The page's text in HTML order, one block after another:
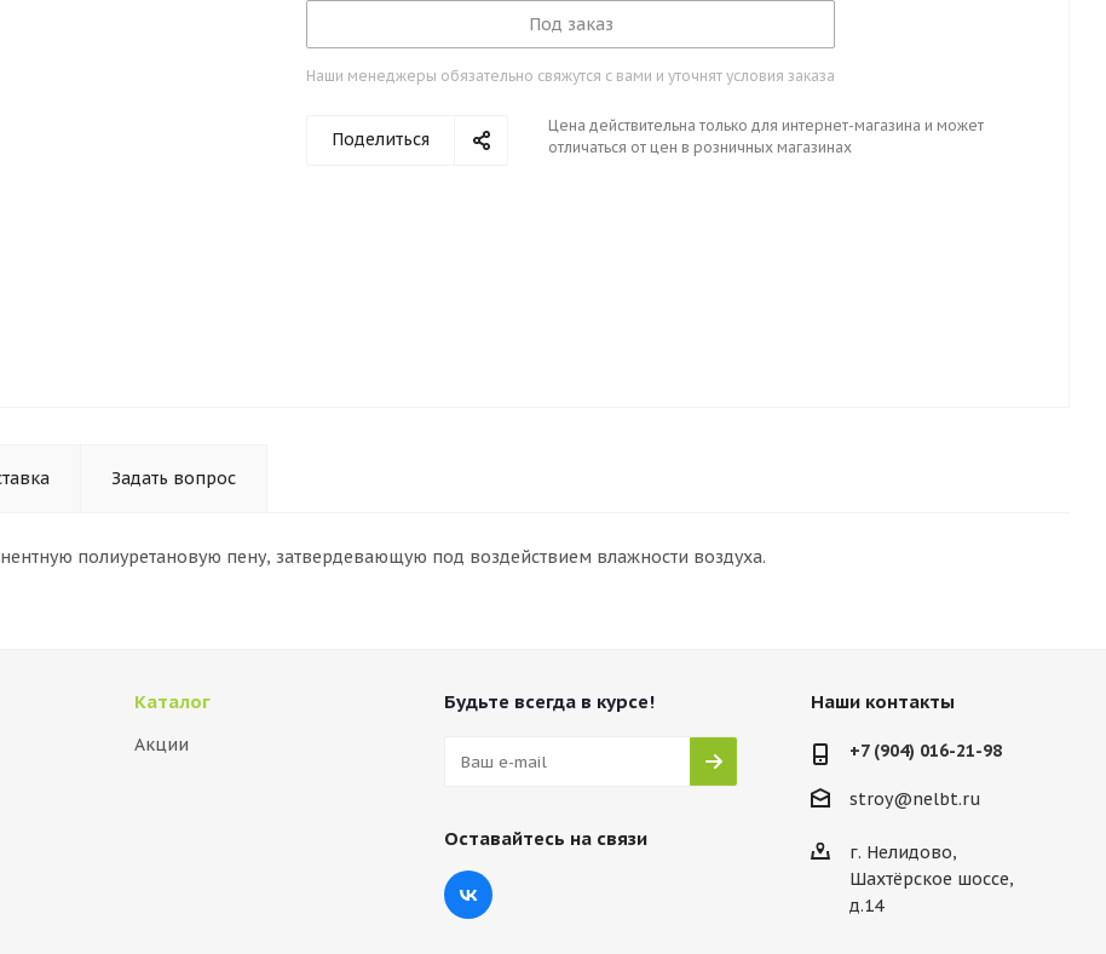
Под заказ
Наши менеджеры обязательно свяжутся с вами и уточнят условия заказа
Поделиться
Цена действительна только для интернет-магазина и может
отличаться от цен в розничных магазинах
Задать вопрос
полиуретановую пену, затвердевающую под воздействием влажности воздуха.
Каталог
Акции
Будьте всегда в курсе!
Оставайтесь на связи
Наши контакты
+7 (904) 016-21-98
stroy@nelbt.ru
г. Нелидово,
Шахтёрское шоссе,
д.14